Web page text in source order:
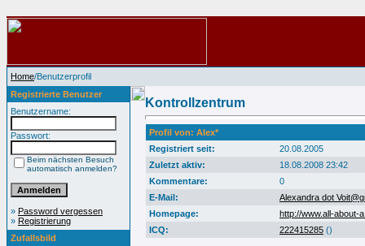
Home/Benutzerprofil
Registrierte Benutzer
Benutzername:
Passwort:
Beim nächsten Besuch
automatisch anmelden?
» Password vergessen
» Registrierung
Zufallsbild
Kontrollzentrum
Profil von: Alex*
Registriert seit:
20.08.2005
Zuletzt aktiv:
18.08.2008 23:42
Kommentare:
0
E-Mail:
Alexandra dot
Homepage:
http://www.all-about-
ICQ:
222415285 ()